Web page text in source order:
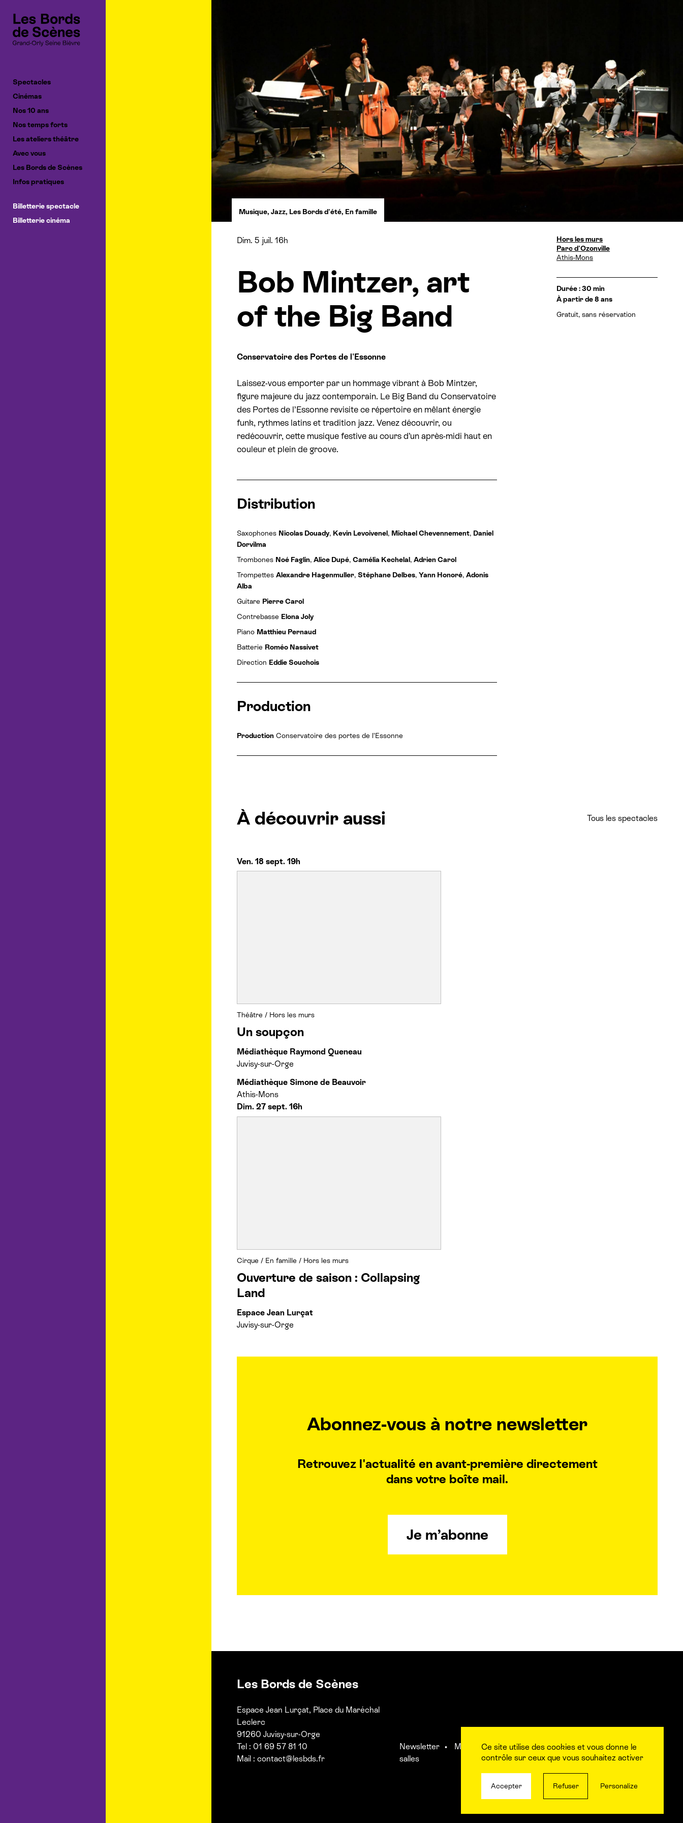
Spectacles
Cinémas
Nos 10 ans
Nos temps forts
Les ateliers théâtre
Avec vous
Les Bords de Scènes
Infos pratiques
Billetterie spectacle
Billetterie cinéma
Musique, Jazz, Les Bords d'été, En famille
Dim. 5 juil. 16h
Bob Mintzer, art
of the Big Band
Conservatoire des Portes de l'Essonne
Laissez-vous emporter par un hommage vibrant à Bob Mintzer,
figure majeure du jazz contemporain. Le Big Band du Conservatoire
des Portes de l’Essonne revisite ce répertoire en mêlant énergie
funk, rythmes latins et tradition jazz. Venez découvrir, ou
redécouvrir, cette musique festive au cours d’un après-midi haut en
couleur et plein de groove.
Distribution
Saxophones Nicolas Douady, Kevin Levoivenel, Mickael Chevennement, Daniel
Dorvilma
Trombones Noé Faglin, Alice Dupé, Camélia Kechelal, Adrien Carol
Trompettes Alexandre Hagenmuller, Stéphane Delbes, Yann Honoré, Adonis
Alba
Guitare Pierre Carol
Contrebasse Elona Joly
Piano Matthieu Pernaud
Batterie Roméo Nassivet
Direction Eddie Souchois
Production
Production Conservatoire des portes de l’Essonne
D
a
t
e
t
h
o
Hors les murs
Parc d'Ozonville
Athis-Mons
I
n
o
Durée : 30 min
À partir de 8 ans
Gratuit, sans réservation
À découvrir aussi Tous les spectacles
Ven. 18 sept. 19h
Théâtre / Hors les murs
Un soupçon
Médiathèque Raymond Queneau
Juvisy-sur-Orge
Médiathèque Simone de Beauvoir
Athis-Mons
Dim. 27 sept. 16h
Cirque / En famille / Hors les murs
Ouverture de saison : Collapsing
Land
Espace Jean Lurçat
Juvisy-sur-Orge
Abonnez-vous à notre newsletter
Retrouvez l'actualité en avant-première directement
dans votre boîte mail.
Je m’abonne
Les Bords de Scènes
Espace Jean Lurçat, Place du Maréchal
Leclerc
91260 Juvisy-sur-Orge
Tel : 01 69 57 81 10
Mail : contact@lesbds.fr
Newsletter Mentions légales L’équipe
Contact et accès aux
salles
Ce site utilise des cookies et vous donne le
contrôle sur ceux que vous souhaitez activer
Accepter Refuser Personalize